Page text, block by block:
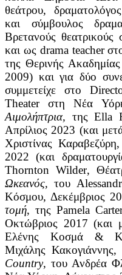
θεάτρου,
και σύμβουλος
Βρετανούς θεατρικούς
και ως drama teacher
της Θερινής
2009) και για δύο
συμμετείχε στο
Theater στη Νέα
Αιμολήπτρια, της Ella
Απρίλιος 2023 (και
Χριστίνας
2022 (και
Thornton Wilder,
Ωκεανός, του
Κόσμου, Δεκέμβριος
τομή, τηςPamela
Οκτώβριος 2017 (και
Ελένης Κοσμά &
Μιχάλης Κακογιάννης,
Country, του Ανδρέα